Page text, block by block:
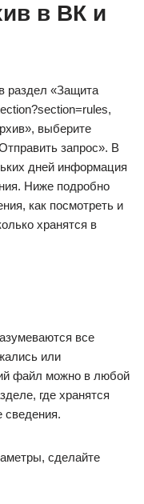
в ВК и
раздел «Защита
выберите
запрос». В
дней информация
Ниже подробно
как посмотреть и
хранятся в
все
или
файл можно в любой
где хранятся
сведения.
сделайте